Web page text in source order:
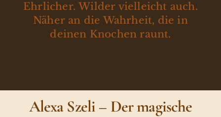
Ehrlicher. Wilder vielleicht auch.
Näher an die Wahrheit, die in
deinen Knochen raunt.
Alexa Szeli – Der magische